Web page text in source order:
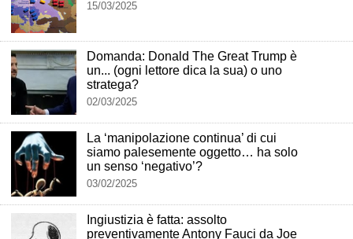
15/03/2025
Domanda: Donald The Great Trump è
un... (ogni lettore dica la sua) o uno
stratega?
02/03/2025
La ‘manipolazione continua’ di cui
siamo palesemente oggetto… ha solo
un senso ‘negativo’?
03/02/2025
Ingiustizia è fatta: assolto
preventivamente Antony Fauci da Joe